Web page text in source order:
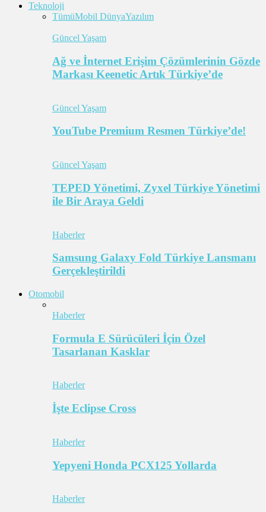
Teknoloji
TümüMobil DünyaYazılım
Güncel Yaşam
Ağ ve İnternet Erişim Çözümlerinin Gözde
Markası Keenetic Artık Türkiye’de
Güncel Yaşam
YouTube Premium Resmen Türkiye’de!
Güncel Yaşam
TEPED Yönetimi, Zyxel Türkiye Yönetimi
ile Bir Araya Geldi
Haberler
Samsung Galaxy Fold Türkiye Lansmanı
Gerçekleştirildi
Otomobil
Haberler
Formula E Sürücüleri İçin Özel
Tasarlanan Kasklar
Haberler
İşte Eclipse Cross
Haberler
Yepyeni Honda PCX125 Yollarda
Haberler